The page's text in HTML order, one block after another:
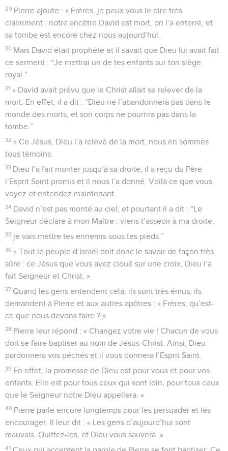
29 Pierre ajoute : « Frères, je peux vous le dire très
clairement : notre ancêtre David est mort, on l’a enterré, et
sa tombe est encore chez nous aujourd’hui.
30 Mais David était prophète et il savait que Dieu lui avait fait
ce serment : “Je mettrai un de tes enfants sur ton siège
royal.”
31 « David avait prévu que le Christ allait se relever de la
mort. En effet, il a dit : “Dieu ne l’abandonnera pas dans le
monde des morts, et son corps ne pourrira pas dans la
tombe.”
32 « Ce Jésus, Dieu l’a relevé de la mort, nous en sommes
tous témoins.
33 Dieu l’a fait monter jusqu’à sa droite, il a reçu du Père
l’Esprit Saint promis et il nous l’a donné. Voilà ce que vous
voyez et entendez maintenant.
34 David n’est pas monté au ciel, et pourtant il a dit : “Le
Seigneur déclare à mon Maître : viens t’asseoir à ma droite,
35 je vais mettre tes ennemis sous tes pieds.”
36 « Tout le peuple d’Israël doit donc le savoir de façon très
sûre : ce Jésus que vous avez cloué sur une croix, Dieu l’a
fait Seigneur et Christ. »
37 Quand les gens entendent cela, ils sont très émus, ils
demandent à Pierre et aux autres apôtres : « Frères, qu’est-
ce que nous devons faire ? »
38 Pierre leur répond : « Changez votre vie ! Chacun de vous
doit se faire baptiser au nom de Jésus-Christ. Ainsi, Dieu
pardonnera vos péchés et il vous donnera l’Esprit Saint.
39 En effet, la promesse de Dieu est pour vous et pour vos
enfants. Elle est pour tous ceux qui sont loin, pour tous ceux
que le Seigneur notre Dieu appellera. »
40 Pierre parle encore longtemps pour les persuader et les
encourager. Il leur dit : « Les gens d’aujourd’hui sont
mauvais. Quittez-les, et Dieu vous sauvera. »
41